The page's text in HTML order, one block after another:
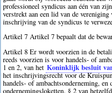
professioneel syndicus aan één van
verstrekt aan een lid van de vereniging
inschrijving van de syndicus te
Artikel 7 Artikel 7 bepaalt dat de
Artikel 8 Er wordt voorzien in de
reeds voorzien is voor handels- of
1 en 2, van het Koninklijk besluit
het inschrijvingsrecht voor de
handels- of ambachtsonderneming, en
ondernemingsloketten. § 2 van